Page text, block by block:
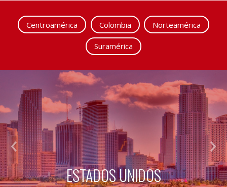
Centroamérica Colombia Norteamérica
Suramérica
ESTADOS UNIDOS